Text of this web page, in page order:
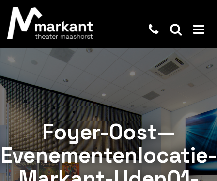
Foyer-Oost—
Evenementenlocatie-